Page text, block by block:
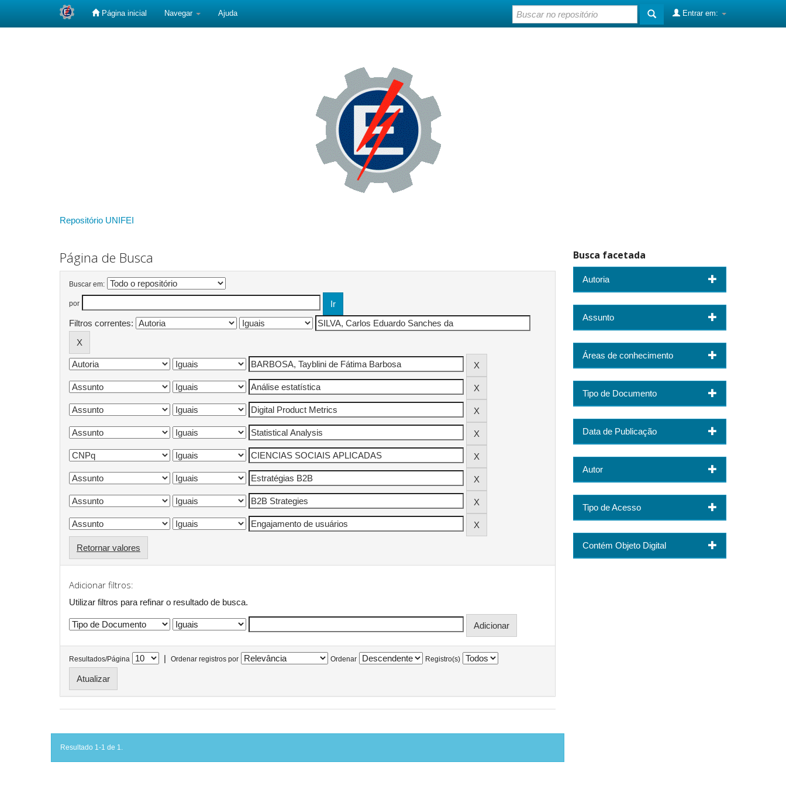
Página inicial Navegar Ajuda Entrar em:
Repositório UNIFEI
Página de Busca
Buscar em:
por
Filtros correntes:
Retornar valores
Adicionar filtros:
Utilizar filtros para refinar o resultado de busca.
Resultados/Página | Ordenar registros por Ordenar Registro(s)
Resultado 1-1 de 1.
Busca facetada
Autoria
Assunto
Áreas de conhecimento
Tipo de Documento
Data de Publicação
Autor
Tipo de Acesso
Contém Objeto Digital